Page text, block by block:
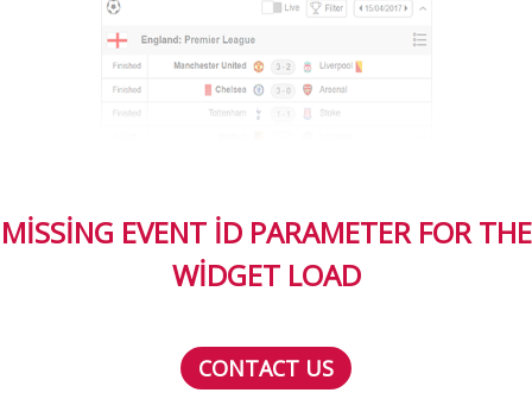
MISSING EVENT ID PARAMETER FOR THE
WIDGET LOAD
CONTACT US